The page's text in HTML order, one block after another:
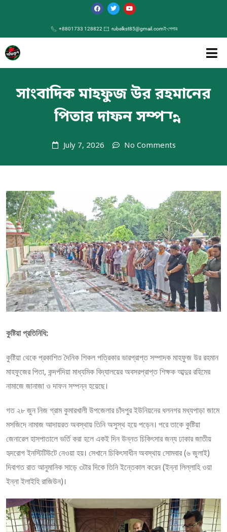
+8801733 128822 rubelkst85@gmail.comই-পেপার
সাংবাদিক মাহফুজ উর রহমানের
পিতার দাফন সম্পন্ন
July 7, 2026 No Comments
কুষ্টিয়া প্রতিনিধি:
কুষ্টিয়া থেকে প্রকাশিত দৈনিক শিকল পত্রিকার ভারপ্রাপ্ত সম্পাদক মাহফুজ উর রহমান
মাহফুজের পিতা, কন্দর্পদিয়া মাধ্যমিক বিদ্যালয়ের অবসরপ্রাপ্ত শিক্ষক আব্দুর রহিমের
নামাজে জানাজা ও দাফন সম্পন্ন হয়েছে।
গত ২৮ জুন নিজ গ্রাম কুমারখালী উপজেলার চাঁদপুর ইউনিয়নের ধলনগর মধ্যপাড়া জামে
মসজিদে নামাজ আদায়রত অবস্থায় তিনি অসুস্থ হয়ে পড়েন। পরে তাকে কুষ্টিয়া
জেনারেল হাসপাতালে ভর্তি করা হলে একই দিন উন্নত চিকিৎসার জন্য ঢাকার জাতীয়
হৃদরোগ ইনস্টিটিউটে নেওয়া হয়। সেখানে চিকিৎসাধীন অবস্থায় সোমবার (৬ জুলাই)
দিবাগত রাত আনুমানিক সাড়ে ৩টার দিকে তিনি ইন্তেকাল করেন (ইন্না লিল্লাহি ওয়া
ইন্না ইলাইহি রাজিউন)।